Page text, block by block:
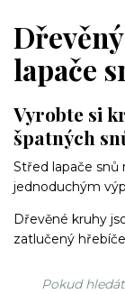
lapače
Vyrobte si
špatných
Střed lapače snů
jednoduchým
Dřevěné kruhy
zatlučený
Pokud